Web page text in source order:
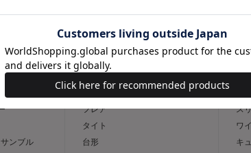
CATEGORY
ンブル
スカート
フレア
タイト
台形
ス
ワ
キ